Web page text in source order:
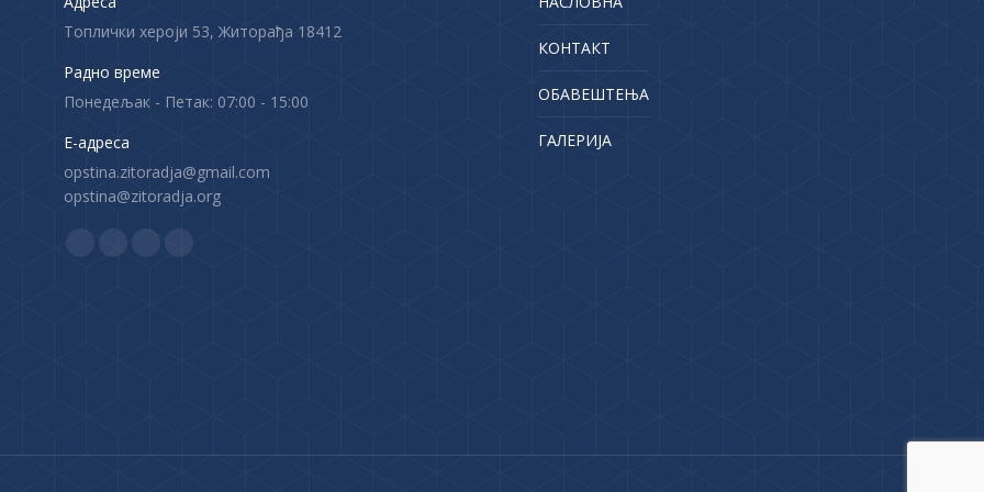
Топлички хероји 53, Житорађа 18412
Радно време
Понедељак - Петак: 07:00 - 15:00
Е-адреса
opstina.zitoradja@gmail.com
opstina@zitoradja.org
k
X
e
p
I
a
КОНТАКТ
ОБАВЕШТЕЊА
ГАЛЕРИЈА